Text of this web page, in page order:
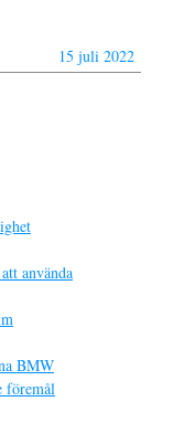
15 juli 2022
använda
BMW
föremål